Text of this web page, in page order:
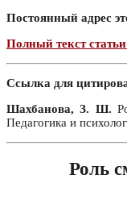
Постоянный адрес
Полный текст
Ссылка для
Шахбанова, З. Ш.
Педагогика и
Роль